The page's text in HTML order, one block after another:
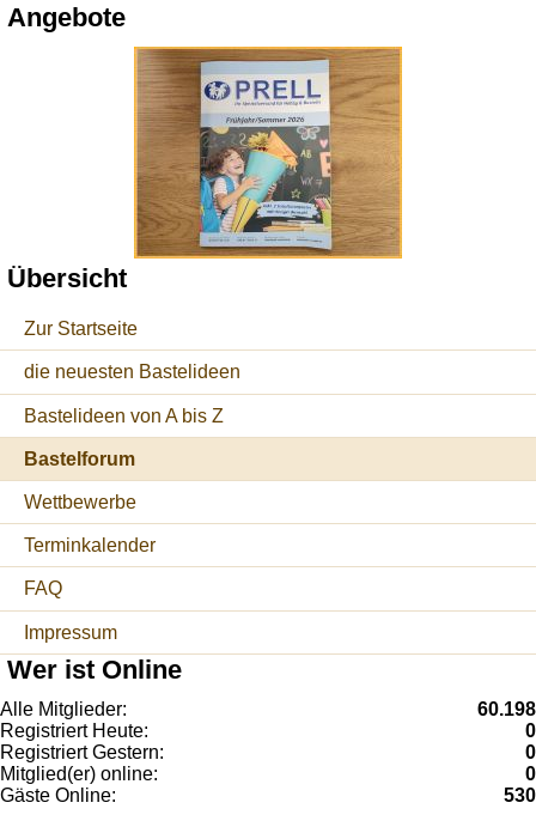
Angebote
Übersicht
Zur Startseite
die neuesten Bastelideen
Bastelideen von A bis Z
Bastelforum
Wettbewerbe
Terminkalender
FAQ
Impressum
Wer ist Online
Alle Mitglieder:
60.198
Registriert Heute:
0
Registriert Gestern:
0
Mitglied(er) online:
0
Gäste Online:
530